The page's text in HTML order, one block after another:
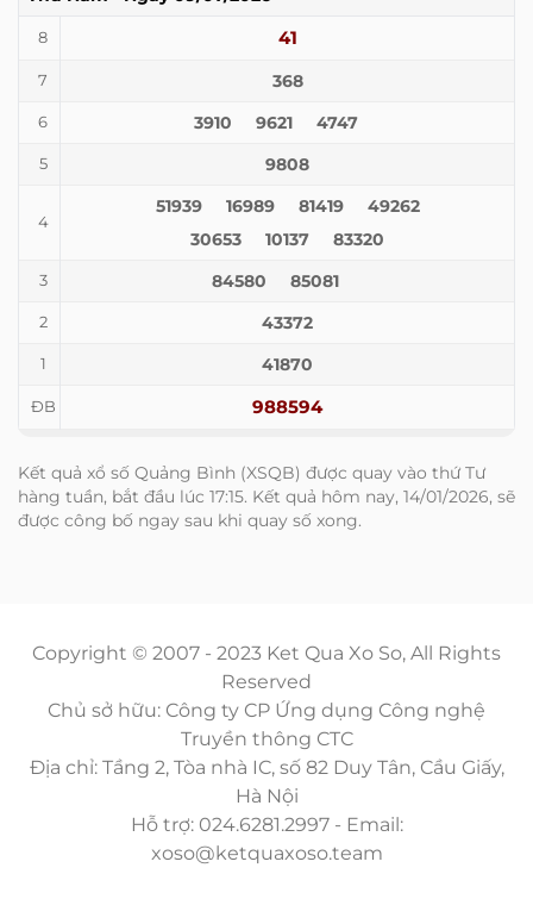
8 41
7 368
6 3910 9621 4747
5 9808
4
51939 16989 81419
49262
30653
10137 83320
3 84580 85081
2 43372
1 41870
ĐB 988594
Kết quả xổ số Quảng Bình (XSQB) được quay vào thứ Tư
hàng tuần, bắt đầu lúc 17:15. Kết quả hôm nay, 14/01/2026, sẽ
được công bố ngay sau khi quay số xong.
Copyright © 2007 - 2023 Ket Qua Xo So, All Rights
Reserved
Chủ sở hữu: Công ty CP Ứng dụng Công nghệ
Truyền thông CTC
Địa chỉ: Tầng 2, Tòa nhà IC, số 82 Duy Tân, Cầu Giấy,
Hà Nội
Hỗ trợ: 024.6281.2997 - Email:
xoso@ketquaxoso.team